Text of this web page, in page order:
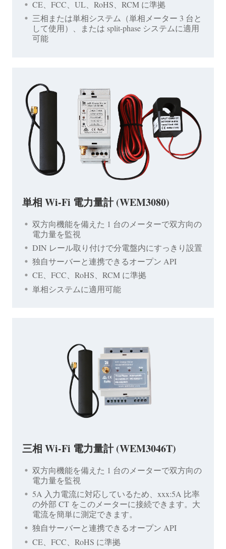
CE、FCC、UL、RoHS、RCM に準拠
三相または単相システム（単相メーター 3 台と
して使用）、または split-phase システムに適用
可能
単相 Wi-Fi 電力量計 (WEM3080)
双方向機能を備えた 1 台のメーターで双方向の
電力量を監視
DIN レール取り付けで分電盤内にすっきり設置
独自サーバーと連携できるオープン API
CE、FCC、RoHS、RCM に準拠
単相システムに適用可能
三相 Wi-Fi 電力量計 (WEM3046T)
双方向機能を備えた 1 台のメーターで双方向の
電力量を監視
5A 入力電流に対応しているため、xxx:5A 比率
の外部 CT をこのメーターに接続できます。大
電流を簡単に測定できます。
独自サーバーと連携できるオープン API
CE、FCC、RoHS に準拠